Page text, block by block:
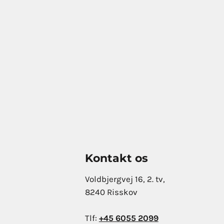
Kontakt os
Voldbjergvej 16, 2. tv,
8240 Risskov
Tlf: +45 6055 2099